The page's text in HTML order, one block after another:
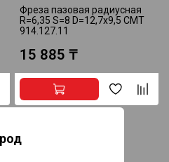
Фреза пазовая радиусная
R=6,35 S=8 D=12,7x9,5 CMT
914.127.11
15 885 ₸